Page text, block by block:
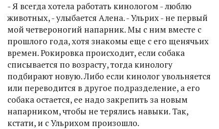
- Я всегда хотела работать кинологом - люблю
животных, - улыбается Алена. - Ульрих - не первый
мой четвероногий напарник. Мы с ним вместе с
прошлого года, хотя знакомы еще с его щенячьих
времен. Рокировка происходит, если собака
списывается по возрасту, тогда кинологу
подбирают новую. Либо если кинолог увольняется
или переводится в другое подразделение, а его
собака остается, ее надо закрепить за новым
напарником, чтобы не терялись навыки. Так,
кстати, и с Ульрихом произошло.